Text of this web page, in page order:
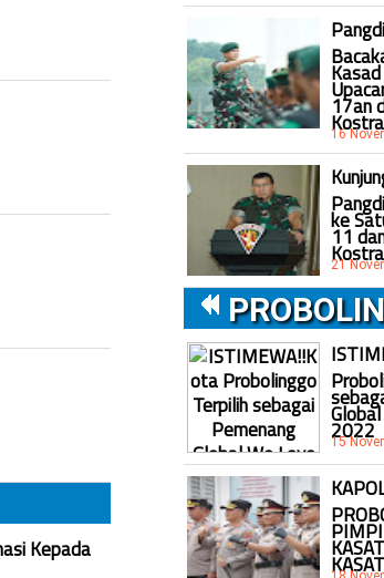
Kepada
17an
16
ke
11
21
2022
15